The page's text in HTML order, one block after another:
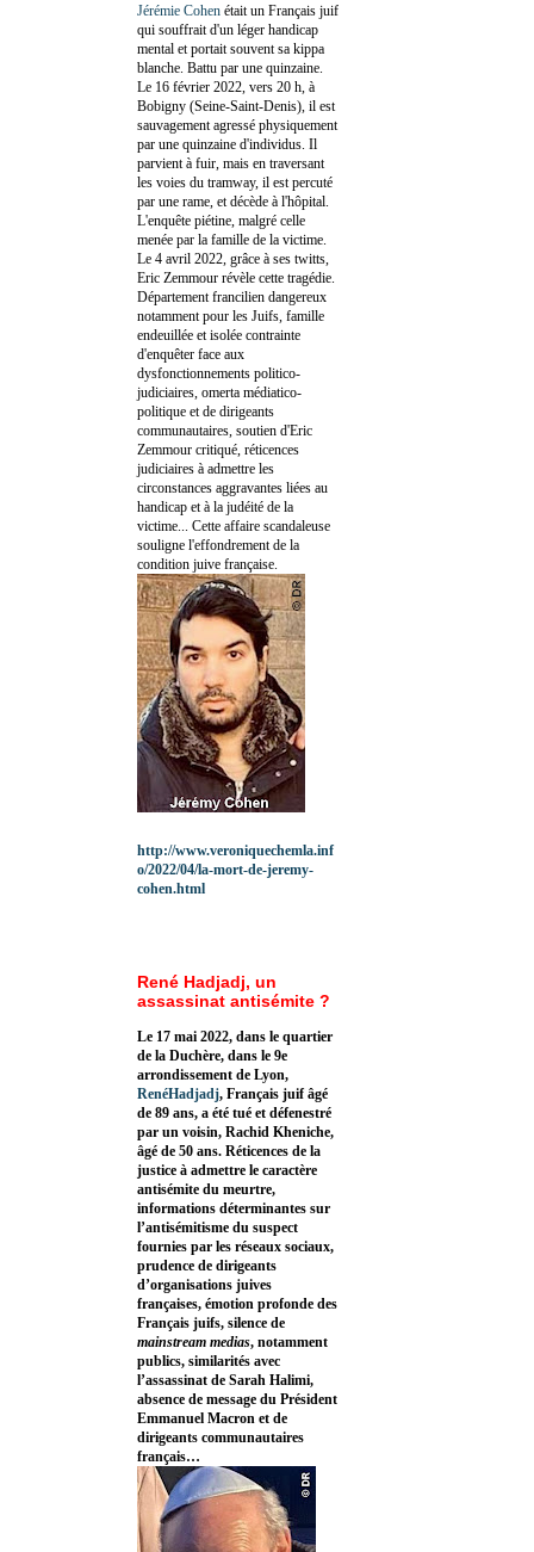
Jérémie Cohen était un Français juif
qui souffrait d'un léger handicap
mental et portait souvent sa kippa
blanche. Battu par une quinzaine.
Le 16 février 2022, vers 20 h, à
Bobigny (Seine-Saint-Denis), il est
sauvagement agressé physiquement
par une quinzaine d'individus. Il
parvient à fuir, mais en traversant
les voies du tramway, il est percuté
par une rame, et décède à l'hôpital.
L'enquête piétine, malgré celle
menée par la famille de la victime.
Le 4 avril 2022, grâce à ses twitts,
Eric Zemmour révèle cette tragédie.
Département francilien dangereux
notamment pour les Juifs, famille
endeuillée et isolée contrainte
d'enquêter face aux
dysfonctionnements politico-
judiciaires, omerta médiatico-
politique et de dirigeants
communautaires, soutien d'Eric
Zemmour critiqué, réticences
judiciaires à admettre les
circonstances aggravantes liées au
handicap et à la judéité de la
victime... Cette affaire scandaleuse
souligne l'effondrement de la
condition juive française.
http://www.veroniquechemla.inf
o/2022/04/la-mort-de-jeremy-
cohen.html
René Hadjadj, un
assassinat antisémite ?
Le 17 mai 2022, dans le quartier
de la Duchère, dans le 9e
arrondissement de Lyon,
RenéHadjadj, Français juif âgé
de 89 ans, a été tué et défenestré
par un voisin, Rachid Kheniche,
âgé de 50 ans. Réticences de la
justice à admettre le caractère
antisémite du meurtre,
informations déterminantes sur
l’antisémitisme du suspect
fournies par les réseaux sociaux,
prudence de dirigeants
d’organisations juives
françaises, émotion profonde des
Français juifs, silence de
mainstream medias, notamment
publics, similarités avec
l’assassinat de Sarah Halimi,
absence de message du Président
Emmanuel Macron et de
dirigeants communautaires
français…